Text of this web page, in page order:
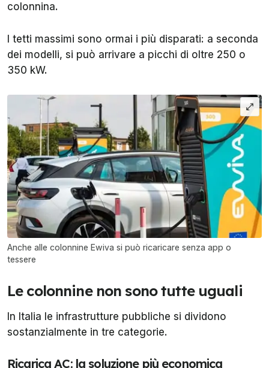
colonnina.
I tetti massimi sono ormai i più disparati: a seconda
dei modelli, si può arrivare a picchi di oltre 250 o
350 kW.
Anche alle colonnine Ewiva si può ricaricare senza app o
tessere
Le colonnine non sono tutte uguali
In Italia le infrastrutture pubbliche si dividono
sostanzialmente in tre categorie.
Ricarica AC: la soluzione più economica